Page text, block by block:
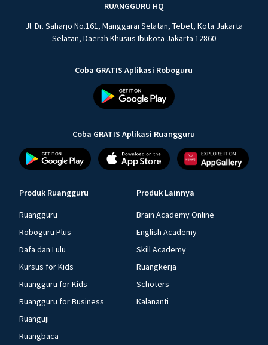
RUANGGURU HQ
Jl. Dr. Saharjo No.161, Manggarai Selatan, Tebet, Kota Jakarta
Selatan, Daerah Khusus Ibukota Jakarta 12860
Coba GRATIS Aplikasi Roboguru
Coba GRATIS Aplikasi Ruangguru
Produk Ruangguru
Ruangguru
Roboguru Plus
Dafa dan Lulu
Kursus for Kids
Ruangguru for Kids
Ruangguru for Business
Ruanguji
Ruangbaca
Produk Lainnya
Brain Academy Online
English Academy
Skill Academy
Ruangkerja
Schoters
Kalananti